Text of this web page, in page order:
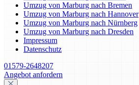
Umzug von Marburg nach Bremen
Umzug von Marburg nach Hannover
Umzug von Marburg nach Nürnberg
Umzug von Marburg nach Dresden
Impressum
Datenschutz
01579-2648207
Angebot anfordern